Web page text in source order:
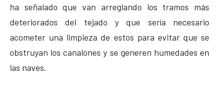
ha señalado que van arreglando los tramos más
deteriorados del tejado y que sería necesario
acometer una limpieza de estos para evitar que se
obstruyan los canalones y se generen humedades en
las naves.